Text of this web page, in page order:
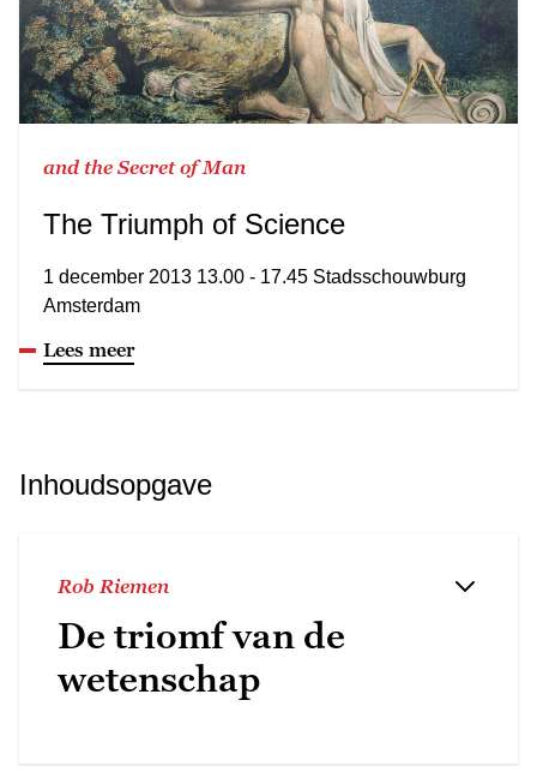
and the Secret of Man
The Triumph of Science
1 december 2013 13.00 - 17.45 Stadsschouwburg
Amsterdam
Lees meer
Inhoudsopgave
Rob Riemen
De triomf van de
wetenschap